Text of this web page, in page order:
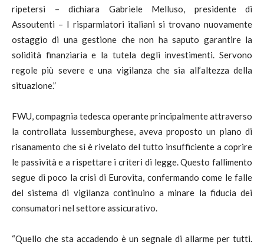
ripetersi – dichiara Gabriele Melluso, presidente di
Assoutenti – I risparmiatori italiani si trovano nuovamente
ostaggio di una gestione che non ha saputo garantire la
solidità finanziaria e la tutela degli investimenti. Servono
regole più severe e una vigilanza che sia all’altezza della
situazione.”
FWU, compagnia tedesca operante principalmente attraverso
la controllata lussemburghese, aveva proposto un piano di
risanamento che si è rivelato del tutto insufficiente a coprire
le passività e a rispettare i criteri di legge. Questo fallimento
segue di poco la crisi di Eurovita, confermando come le falle
del sistema di vigilanza continuino a minare la fiducia dei
consumatori nel settore assicurativo.
“Quello che sta accadendo è un segnale di allarme per tutti.